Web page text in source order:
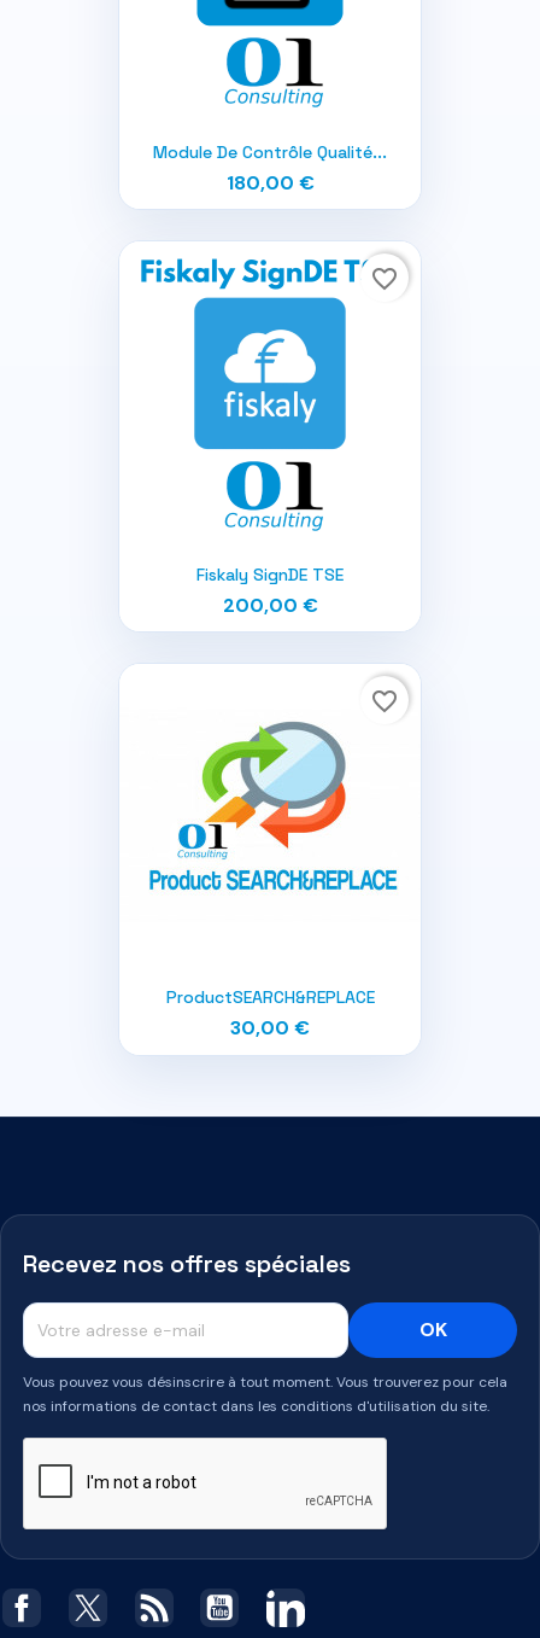
Module De Contrôle Qualité...
180,00 €
Fiskaly SignDE TSE
200,00 €
favorite_border
ProductSEARCH&REPLACE
30,00 €
favorite_border
Recevez nos offres spéciales
Vous pouvez vous désinscrire à tout moment. Vous trouverez pour cela
nos informations de contact dans les conditions d'utilisation du site.
FacebookTwitterRss YouTube